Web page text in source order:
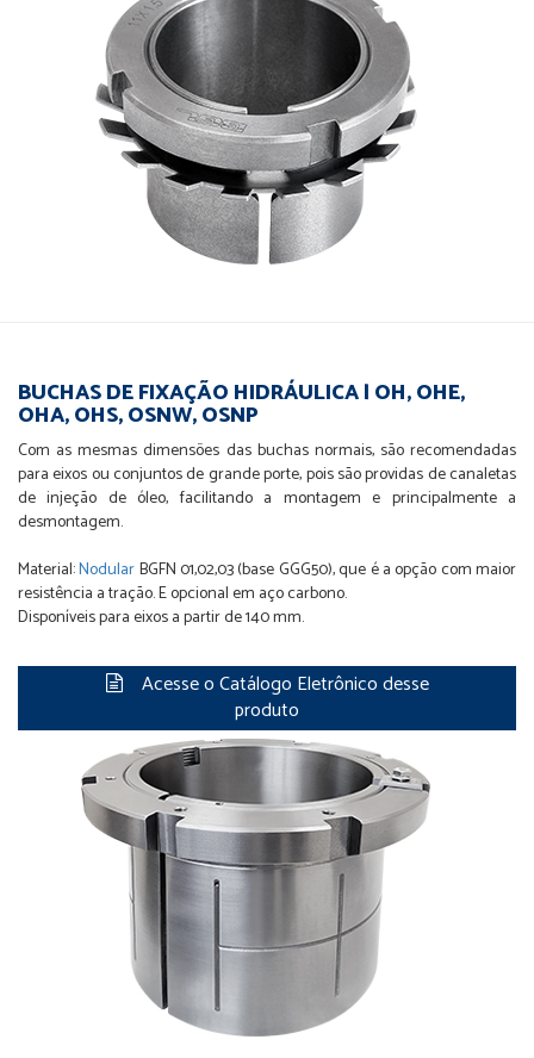
BUCHAS DE FIXAÇÃO HIDRÁULICA | OH, OHE,
OHA, OHS, OSNW, OSNP
Com as mesmas dimensões das buchas normais, são recomendadas
para eixos ou conjuntos de grande porte, pois são providas de canaletas
de injeção de óleo, facilitando a montagem e principalmente a
desmontagem.
Material:NodularBGFN 01,02,03 (base GGG50), que é a opção com maior
resistência a tração. E opcional em aço carbono.
Disponíveis para eixos a partir de 140 mm.
Acesse o Catálogo Eletrônico desse
produto